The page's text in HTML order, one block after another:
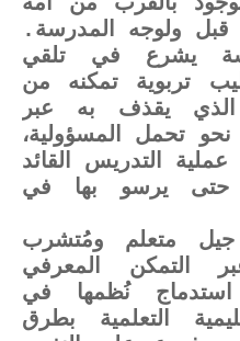
ولوجه المدرسة.
يشرع في تلقي
تربوية تمكنه من
يقذف به عبر
تحمل المسؤولية،
التدريس القائد
حتى يرسو بها في
متعلم ومُتشرب
التمكن المعرفي
استدماج نُظمها في
التعلمية بطرق